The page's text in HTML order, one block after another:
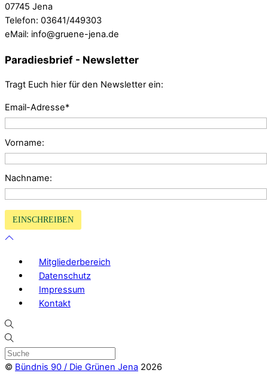
07745 Jena
Telefon: 03641/449303
eMail: info@gruene-jena.de
Paradiesbrief - Newsletter
Tragt Euch hier für den Newsletter ein:
Email-Adresse*
Vorname:
Nachname:
Mitgliederbereich
Datenschutz
Impressum
Kontakt
© Bündnis 90 / Die Grünen Jena 2026